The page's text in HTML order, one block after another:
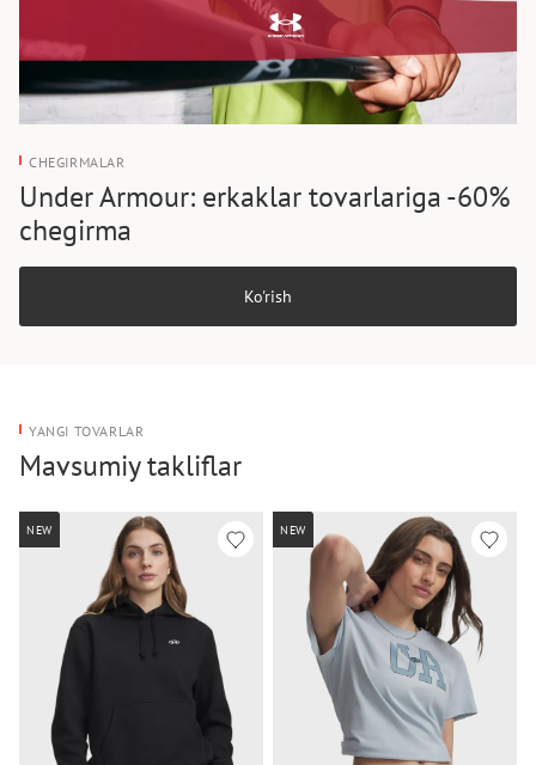
CHEGIRMALAR
Under Armour: erkaklar tovarlariga -60%
chegirma
Ko'rish
YANGI TOVARLAR
Mavsumiy takliflar
NEW NEW